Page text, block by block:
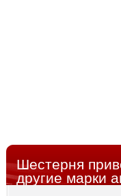
Шестерня
другие марки